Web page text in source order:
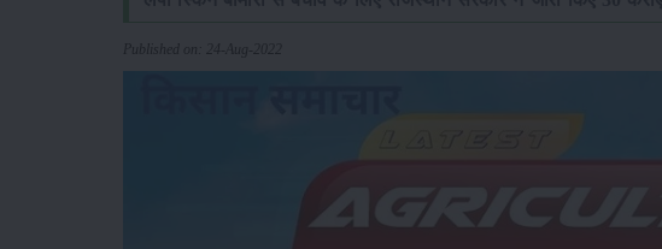
Published on: 24-Aug-2022